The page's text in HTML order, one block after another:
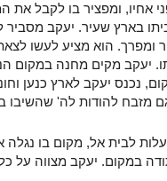
אחיו, ומפציר בו לקבל
בארץ שעיר. יעקב מסביר
ומפרך. הוא מציע לעשו
יעקב מקים מחנה במקום
במקום, נכנס יעקב לארץ
מזבח להודות לה' שהשיבו
לבית אל, מקום בו
במקום. יעקב מצווה על